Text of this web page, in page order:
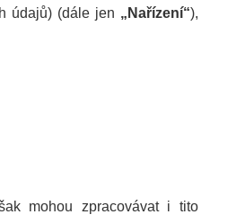
údajů) (dále jen „Nařízení“),
mohou zpracovávat i tito